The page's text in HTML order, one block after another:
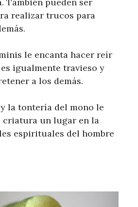
realizar trucos para
le encanta hacer reír
igualmente travieso y
a los demás.
la tontería del mono le
criatura un lugar en la
espirituales del hombre